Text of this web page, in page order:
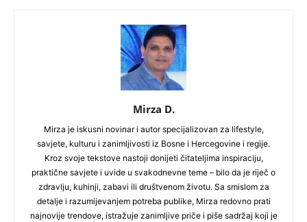
Mirza D.
Mirza je iskusni novinar i autor specijalizovan za lifestyle,
savjete, kulturu i zanimljivosti iz Bosne i Hercegovine i regije.
Kroz svoje tekstove nastoji donijeti čitateljima inspiraciju,
praktične savjete i uvide u svakodnevne teme – bilo da je riječ o
zdravlju, kuhinji, zabavi ili društvenom životu. Sa smislom za
detalje i razumijevanjem potreba publike, Mirza redovno prati
najnovije trendove, istražuje zanimljive priče i piše sadržaj koji je